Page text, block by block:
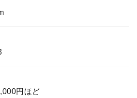
円ほど